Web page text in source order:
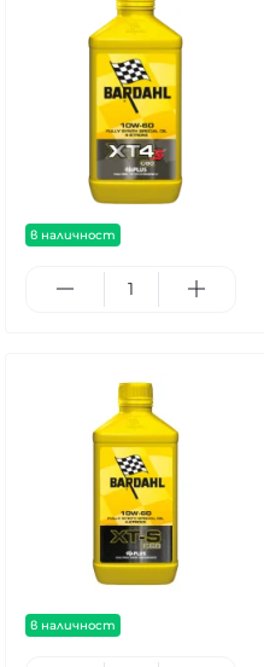
в наличност
в наличност